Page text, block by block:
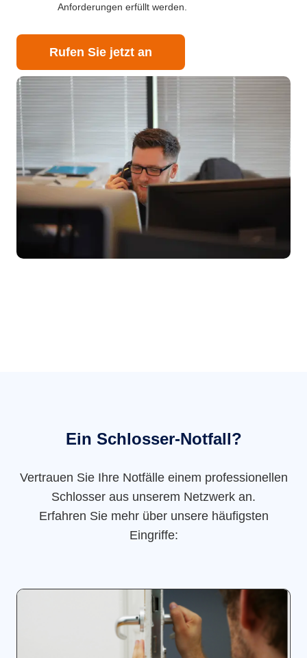
Anforderungen erfüllt werden.
Rufen Sie jetzt an
Ein Schlosser-Notfall?
Vertrauen Sie Ihre Notfälle einem professionellen
Schlosser aus unserem Netzwerk an.
Erfahren Sie mehr über unsere häufigsten
Eingriffe: